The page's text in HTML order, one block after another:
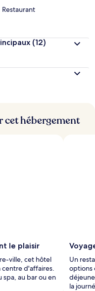
Restaurant
(12)
cet hébergement
le plaisir
ville, cet hôtel
d'affaires.
spa, au bar ou en
Un
options
la